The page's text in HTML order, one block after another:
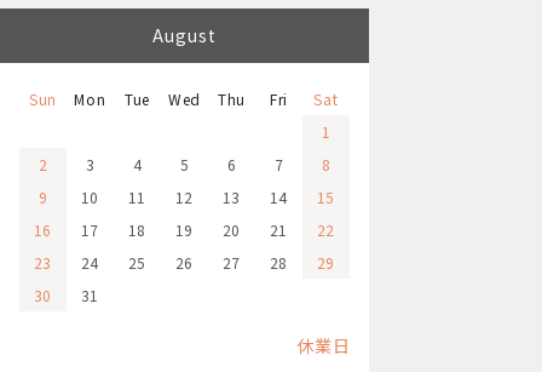
August
Sun Mon Tue Wed Thu Fri
Sat
1
2
3 4 5 6 7
8
9
10 11 12 13 14
15
16
17 18 19 20 21
22
23
24 25 26 27 28
29
30
31
休業日